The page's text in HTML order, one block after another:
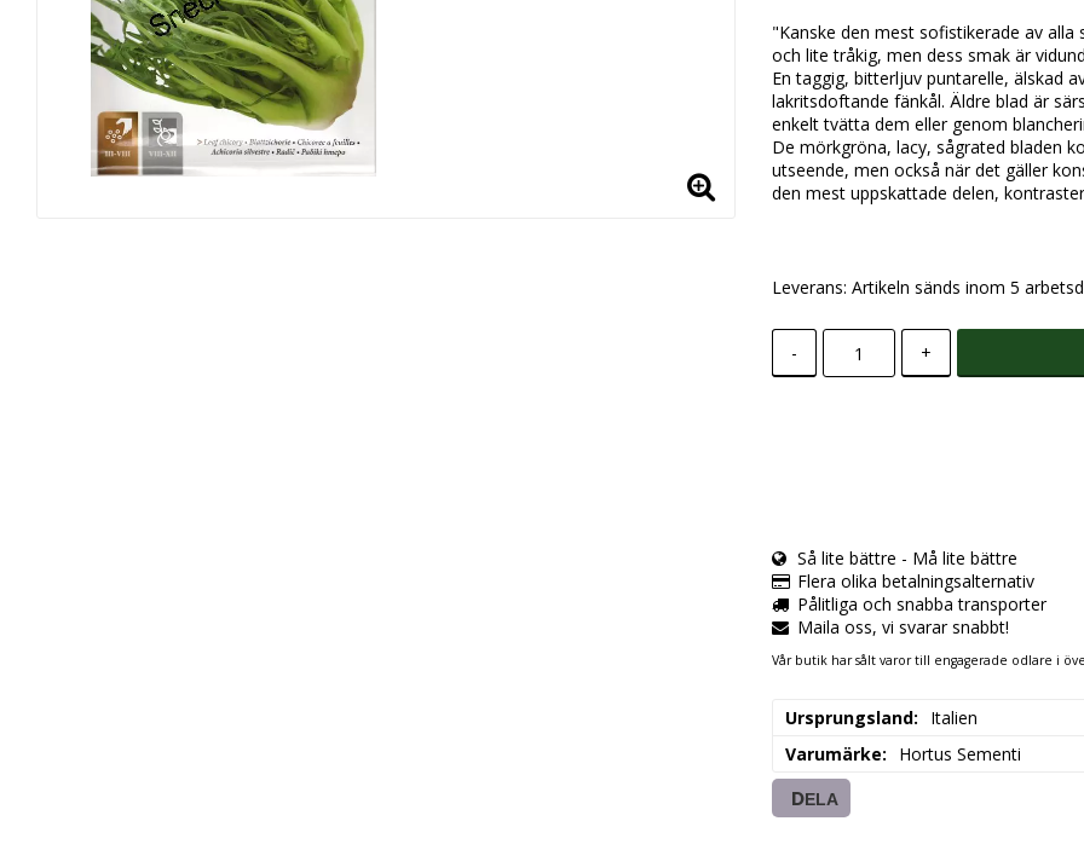
"Kanske den mest sofistikerade av
och lite tråkig, men dess smak är
En taggig, bitterljuv puntarelle, älskad
lakritsdoftande fänkål. Äldre blad är
enkelt tvätta dem eller genom
De mörkgröna, lacy, sågrated bladen
utseende, men också när det gäller
den mest uppskattade delen,
Leverans: Artikeln sänds inom 5
- +
Så lite bättre - Må lite bättre
Flera olika betalningsalternativ
Pålitliga och snabba transporter
Maila oss, vi svarar snabbt!
Vår butik har sålt varor till engagerade odlare i
Ursprungsland
Italien
Varumärke
Hortus Sementi
DELA